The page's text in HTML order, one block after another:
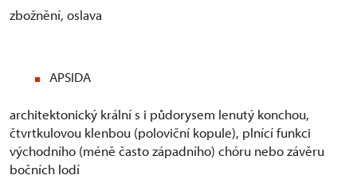
zbožnění, oslava
APSIDA
architektonický krální s i půdorysem lenutý konchou,
čtvrtkulovou klenbou (poloviční kopule), plnící funkci
východního (méně často západního) chóru nebo závěru
bočních lodí